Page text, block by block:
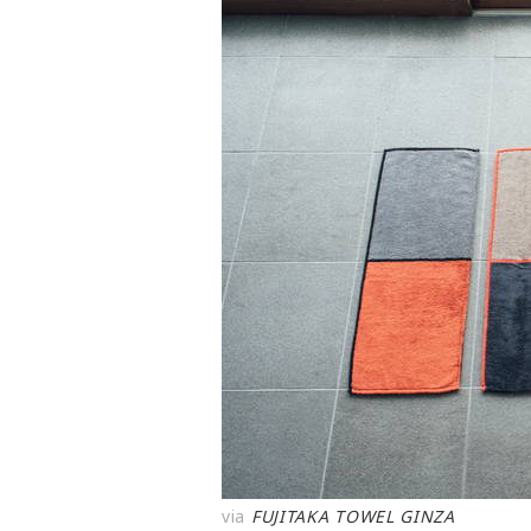
via FUJITAKA TOWEL GINZA